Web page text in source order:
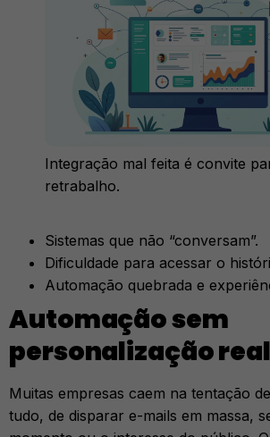
Integração mal feita é convite
retrabalho.
Sistemas que não “conversam”.
Dificuldade para acessar o
Automação quebrada e
Automação sem
personalização real
Muitas empresas caem na tentação
tudo, de disparar e-mails em massa,